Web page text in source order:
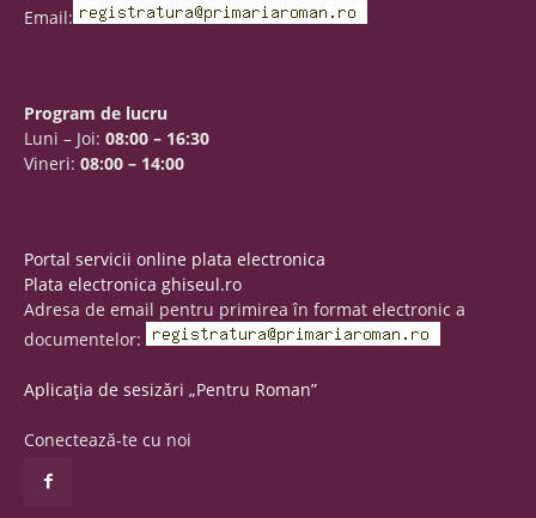
Email:
Program de lucru
Luni – Joi: 08:00 – 16:30
Vineri: 08:00 – 14:00
Portal servicii online plata electronica
Plata electronica ghiseul.ro
Adresa de email pentru primirea în format electronic a
documentelor:
Aplicația de sesizări „Pentru Roman”
Conectează-te cu noi